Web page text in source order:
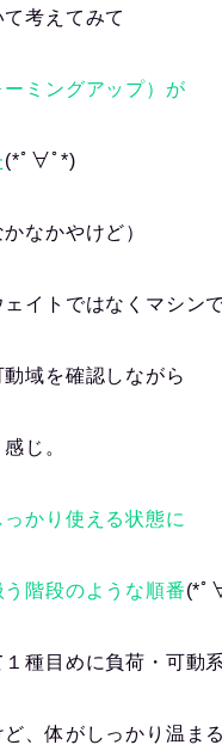
考えてみて
ミングアップ）が
(*ﾟ∀ﾟ*)
なかやけど）
イトではなくマシン
域を確認しながら
じ。
かり使える状態に
階段のような順番(*ﾟ
種目めに負荷・可動
、体がしっかり温ま